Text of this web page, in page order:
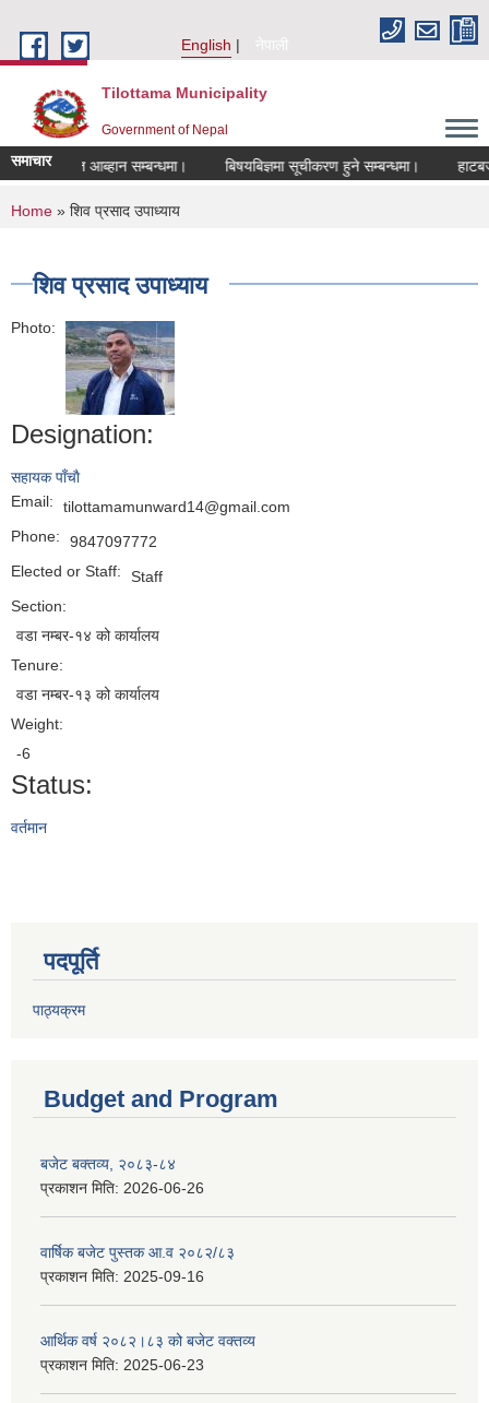
English
नेपाली
Tilottama Municipality
Government of Nepal
समाचारआब्हान सम्बन्धमा। बिषयबिज्ञमा सूचीकरण हुने सम्बन्धमा। हाटबजार
You are here
Home » शिव प्रसाद उपाध्याय
शिव प्रसाद उपाध्याय
Photo:
Designation:
सहायक पाँचाै
Email:
tilottamamunward14@gmail.com
Phone:
9847097772
Elected or Staff:
Staff
Section:
वडा नम्बर-१४ को कार्यालय
Tenure:
वडा नम्बर-१३ को कार्यालय
Weight:
-6
Status:
वर्तमान
पदपूर्ति
पाठ्यक्रम
Budget and Program
बजेट बक्तव्य, २०८३-८४
प्रकाशन मिति: 2026-06-26
वार्षिक बजेट पुस्तक आ.व २०८२/८३
प्रकाशन मिति: 2025-09-16
आर्थिक वर्ष २०८२।८३ को बजेट वक्तव्य
प्रकाशन मिति: 2025-06-23